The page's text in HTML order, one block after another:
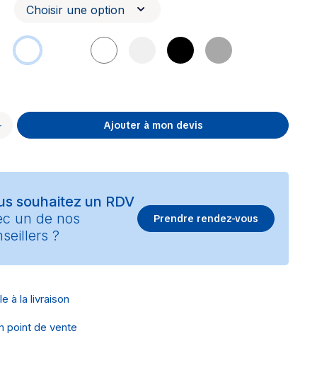
Ajouter à mon devis
souhaitez un RDV
un de nos
?
Prendre rendez-vous
à la livraison
point de vente